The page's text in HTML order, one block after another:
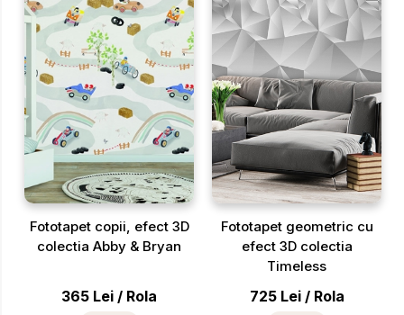
Fototapet copii, efect 3D
colectia Abby & Bryan
365 Lei / Rola
Fototapet geometric cu
efect 3D colectia
Timeless
725 Lei / Rola